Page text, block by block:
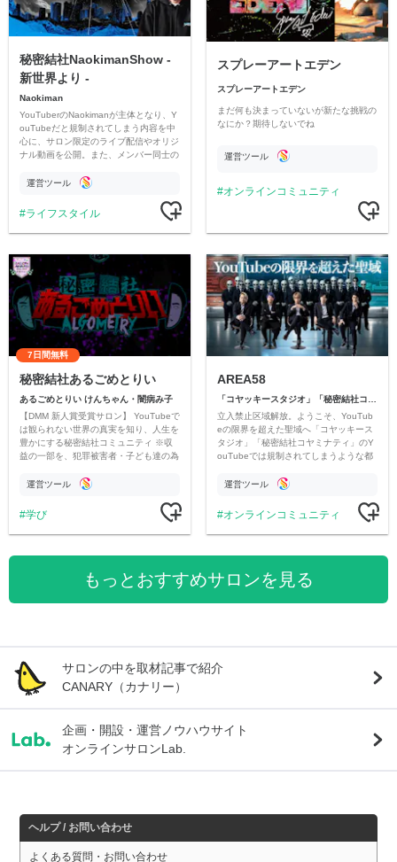
秘密結社NaokimanShow -
新世界より -
Naokiman
YouTuberのNaokimanが主体となり、Y
ouTubeだと規制されてしまう内容を中
心に、サロン限定のライブ配信やオリジ
ナル動画を公開。また、メンバー同士の
ただいています。
運営ツール
ライフスタイル
スプレーアートエデン
スプレーアートエデン
まだ何も決まっていないが新たな挑戦の
なにか？期待しないでね
運営ツール
オンラインコミュニティ
7日間無料
秘密結社あるごめとりい
あるごめとりい けんちゃん・闇病み子
【DMM 新人賞受賞サロン】 YouTubeで
は観られない世界の真実を知り、人生を
豊かにする秘密結社コミュニティ ※収
益の一部を、犯罪被害者・子ども達の為
す運営ツール
学び
AREA58
「コヤッキースタジオ」「秘密結社コヤミナティ」
立入禁止区域解放。ようこそ、YouTub
eの限界を超えた聖域へ「コヤッキース
タジオ」「秘密結社コヤミナティ」のY
ouTubeでは規制されてしまうような都
公開。
運営ツール
オンラインコミュニティ
もっとおすすめサロンを見る
サロンの中を取材記事で紹介
CANARY（カナリー）
企画・開設・運営ノウハウサイト
オンラインサロンLab.
ヘルプ / お問い合わせ
よくある質問・お問い合わせ